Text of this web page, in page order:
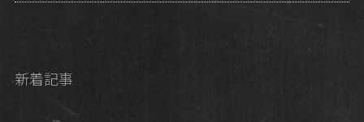
新着記事